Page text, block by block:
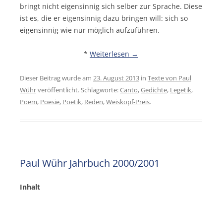
bringt nicht eigensinnig sich selber zur Sprache. Diese
ist es, die er eigensinnig dazu bringen will: sich so
eigensinnig wie nur möglich aufzuführen.
* Weiterlesen →
Dieser Beitrag wurde am 23. August 2013in Texte von Paul
Wührveröffentlicht. Schlagworte:Canto,Gedichte, Legetik,
Poem, Poesie, Poetik, Reden,Weiskopf-Preis.
Paul Wühr Jahrbuch 2000/2001
Inhalt